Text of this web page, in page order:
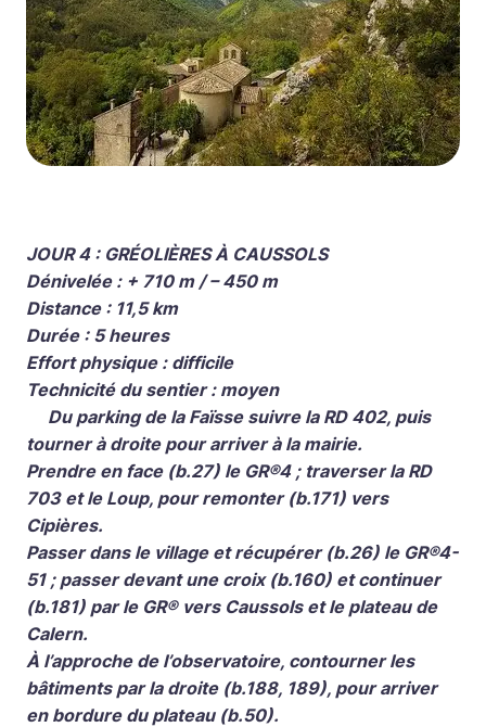
JOUR 4 : GRÉOLIÈRES À CAUSSOLS
Dénivelée : + 710 m / – 450 m
Distance : 11,5 km
Durée : 5 heures
Effort physique : difficile
Technicité du sentier : moyen
Du parking de la Faïsse suivre la RD 402, puis
tourner à droite pour arriver à la mairie.
Prendre en face (b.27) le GR®4 ; traverser la RD
703 et le Loup, pour remonter (b.171) vers
Cipières.
Passer dans le village et récupérer (b.26) le GR®4-
51 ; passer devant une croix (b.160) et continuer
(b.181) par le GR® vers Caussols et le plateau de
Calern.
À l’approche de l’observatoire, contourner les
bâtiments par la droite (b.188, 189), pour arriver
en bordure du plateau (b.50).